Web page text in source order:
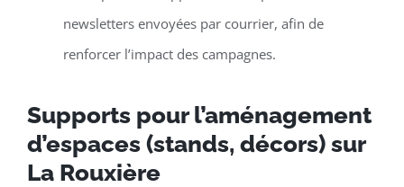
newsletters envoyées par courrier, afin de
renforcer l’impact des campagnes.
Supports pour l’aménagement
d’espaces (stands, décors) sur
La Rouxière